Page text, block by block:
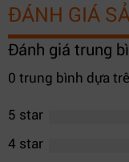
ĐÁNH GIÁ
Đánh giá trung
0 trung bình dựa
5 star
4 star